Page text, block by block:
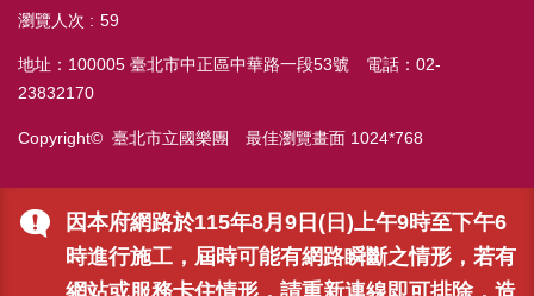
因本府網路於115年8月9日(日)上午9時至下午6
時進行施工，屆時可能有網路瞬斷之情形，若有
網站或服務卡住情形，請重新連線即可排除，造
瀏覽人次
59
地址：100005 臺北市中正區中華路一段53號 電話：02-
23832170
Copyright© 臺北市立國樂團 最佳瀏覽畫面 1024*768